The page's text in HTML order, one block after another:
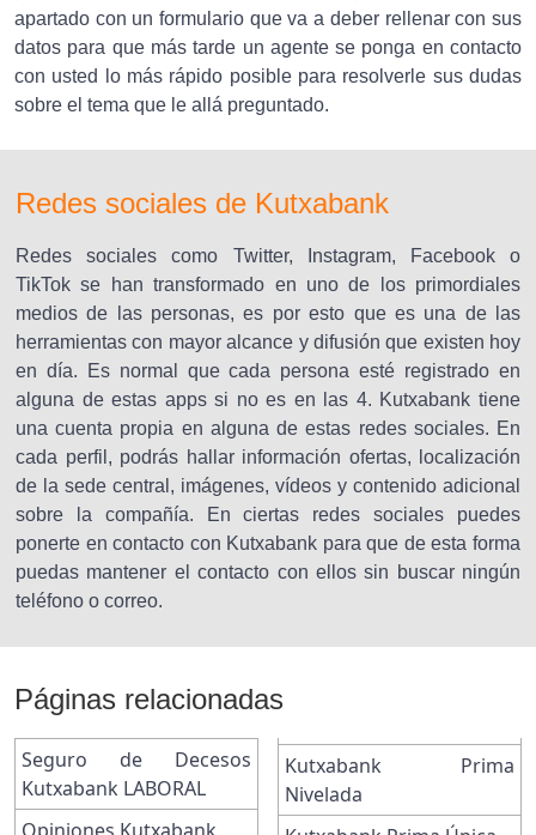
apartado con un formulario que va a deber rellenar con sus
datos para que más tarde un agente se ponga en contacto
con usted lo más rápido posible para resolverle sus dudas
sobre el tema que le allá preguntado.
Redes sociales de Kutxabank
Redes sociales como Twitter, Instagram, Facebook o
TikTok se han transformado en uno de los primordiales
medios de las personas, es por esto que es una de las
herramientas con mayor alcance y difusión que existen hoy
en día. Es normal que cada persona esté registrado en
alguna de estas apps si no es en las 4. Kutxabank tiene
una cuenta propia en alguna de estas redes sociales. En
cada perfil, podrás hallar información ofertas, localización
de la sede central, imágenes, vídeos y contenido adicional
sobre la compañía. En ciertas redes sociales puedes
ponerte en contacto con Kutxabank para que de esta forma
puedas mantener el contacto con ellos sin buscar ningún
teléfono o correo.
Páginas relacionadas
Seguro de Decesos
Kutxabank LABORAL
Kutxabank Prima
Nivelada